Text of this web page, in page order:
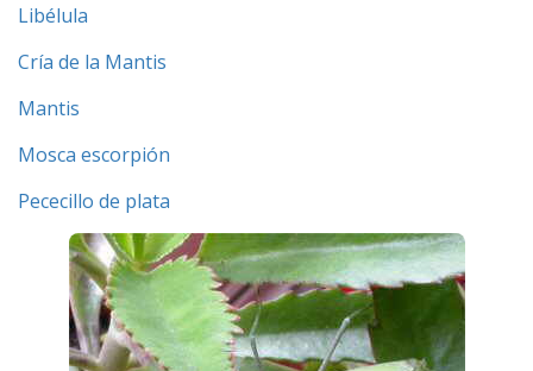
Libélula
Cría de la Mantis
Mantis
Mosca escorpión
Pececillo de plata